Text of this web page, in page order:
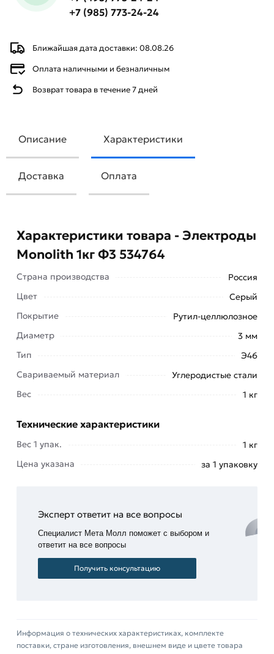
Ближайшая дата доставки: 08.08.26
Оплата наличными и безналичным
Возврат товара в течение 7 дней
+7 (985) 773-24-24
Описание Характеристики
Доставка Оплата
Электроды Monolith 1кг применяют для ручной
дуговой сварки рядовых и ответственных
том числе трубопроводов под малым
объектах с большой толщиной металла.
относят:
выделение
интенсивность
сварочных
аэрозолей
и
сварки
Характеристики товара - Электроды
Monolith 1кг Ф3 534764
Страна производства
Россия
Цвет
Серый
Покрытие
Рутил-целлюлозное
Диаметр
3 мм
Тип
Э46
Свариваемый материал
Углеродистые стали
Вес
1 кг
Технические характеристики
Вес 1 упак.
1 кг
Цена указана
за 1 упаковку
Эксперт ответит на все вопросы
Специалист Мета Молл поможет с выбором и
ответит на все вопросы
Получить консультацию
Информация о технических характеристиках, комплекте
поставки, стране изготовления, внешнем виде и цвете товара